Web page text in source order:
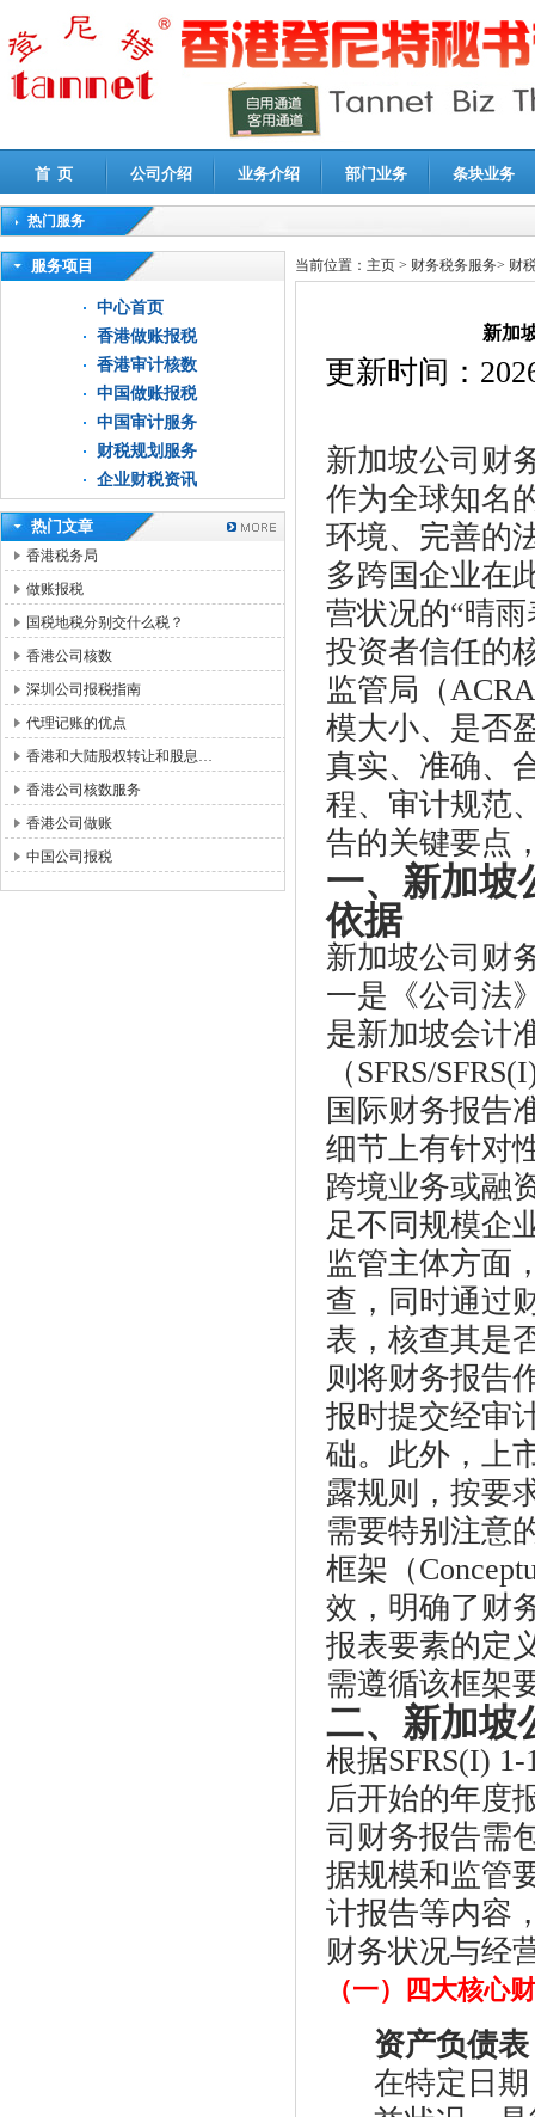
首 页 公司介绍 业务介绍 部门业务 条块业务
热门服务
高新技术企业认定审计|企业所得税汇算清缴申报鉴证
服务项目
中心首页
香港做账报税
香港审计核数
中国做账报税
中国审计服务
财税规划服务
企业财税资讯
热门文章
香港税务局
做账报税
国税地税分别交什么税？
香港公司核数
深圳公司报税指南
代理记账的优点
香港和大陆股权转让和股息…
香港公司核数服务
香港公司做账
中国公司报税
当前位置： 主页 > 财务税务服务> 财
新加
更新时间：
新加坡公司财
作为全球知名
环境、完善的
多跨国企业在
营状况的“晴
投资者信任的
监管局（
模大小、是否
真实、准确、
程、审计规范
告的关键要点
一、新加坡
依据
新加坡公司财
一是《公司法
是新加坡会计
（SFRS/
国际财务报告
细节上有针对
跨境业务或融
足不同规模企
监管主体方面
查，同时通过
表，核查其是
则将财务报告
报时提交经审
础。此外，上
露规则，按要
需要特别注意
框架（
效，明确了财
报表要素的定
需遵循该框架
二、新加坡
根据SFRS(I)
后开始的年度
司财务报告需
据规模和监管
计报告等内容
财务状况与经
（一）四大核心
资产负债
在特定日